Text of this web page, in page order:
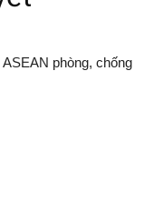
phòng, chống